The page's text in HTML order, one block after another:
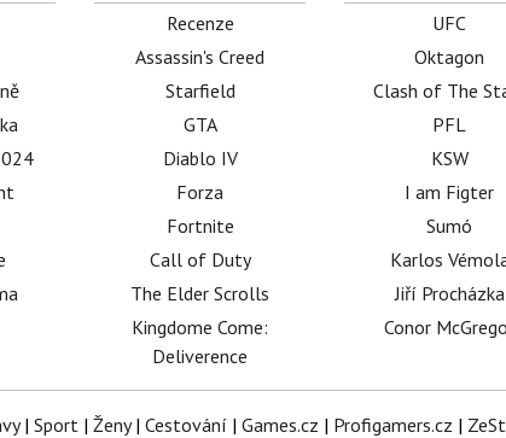
Recenze
Assassin's Creed
Starfield
GTA
Diablo IV
Forza
Fortnite
Call of Duty
The Elder Scrolls
Kingdome Come:
Deliverence
UFC
Oktagon
Clash of The
PFL
KSW
I am Figter
Sumó
Karlos
Jiří Procházka
Conor
| Sport| Ženy| Cestování | Games.cz | Profigamers.cz |